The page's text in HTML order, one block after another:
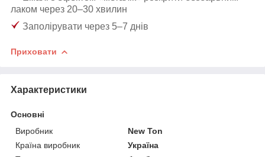
лаком через 20–30 хвилин
Заполірувати через 5–7 днів
Приховати
Характеристики
Основні
Виробник
New Ton
Країна виробник
Україна